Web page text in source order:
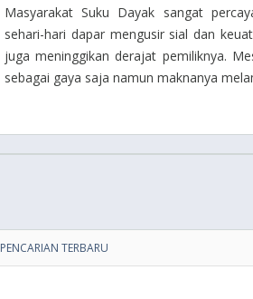
Masyarakat Suku Dayak sangat
sehari-hari dapar mengusir sial dan
juga meninggikan derajat pemiliknya.
sebagai gaya saja namun maknanya
PENCARIAN TERBARU